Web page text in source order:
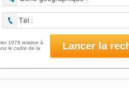
1978 relative à
le cadre de la